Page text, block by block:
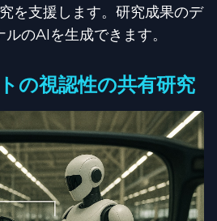
を支援します。研究成果のデ
のAIを生成できます。
の視認性の共有研究